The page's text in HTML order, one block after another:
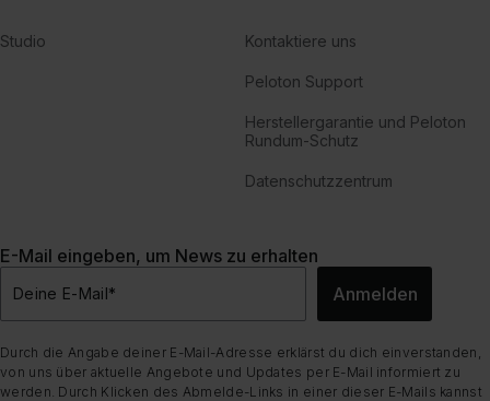
Studio Kontaktiere uns
Peloton Support
Herstellergarantie und Peloton
Rundum-Schutz
Datenschutzzentrum
E-Mail eingeben, um News zu erhalten
Deine E-Mail* Anmelden
Durch die Angabe deiner E-Mail-Adresse erklärst du dich einverstanden,
von uns über aktuelle Angebote und Updates per E-Mail informiert zu
werden. Durch Klicken des Abmelde-Links in einer dieser E-Mails kannst